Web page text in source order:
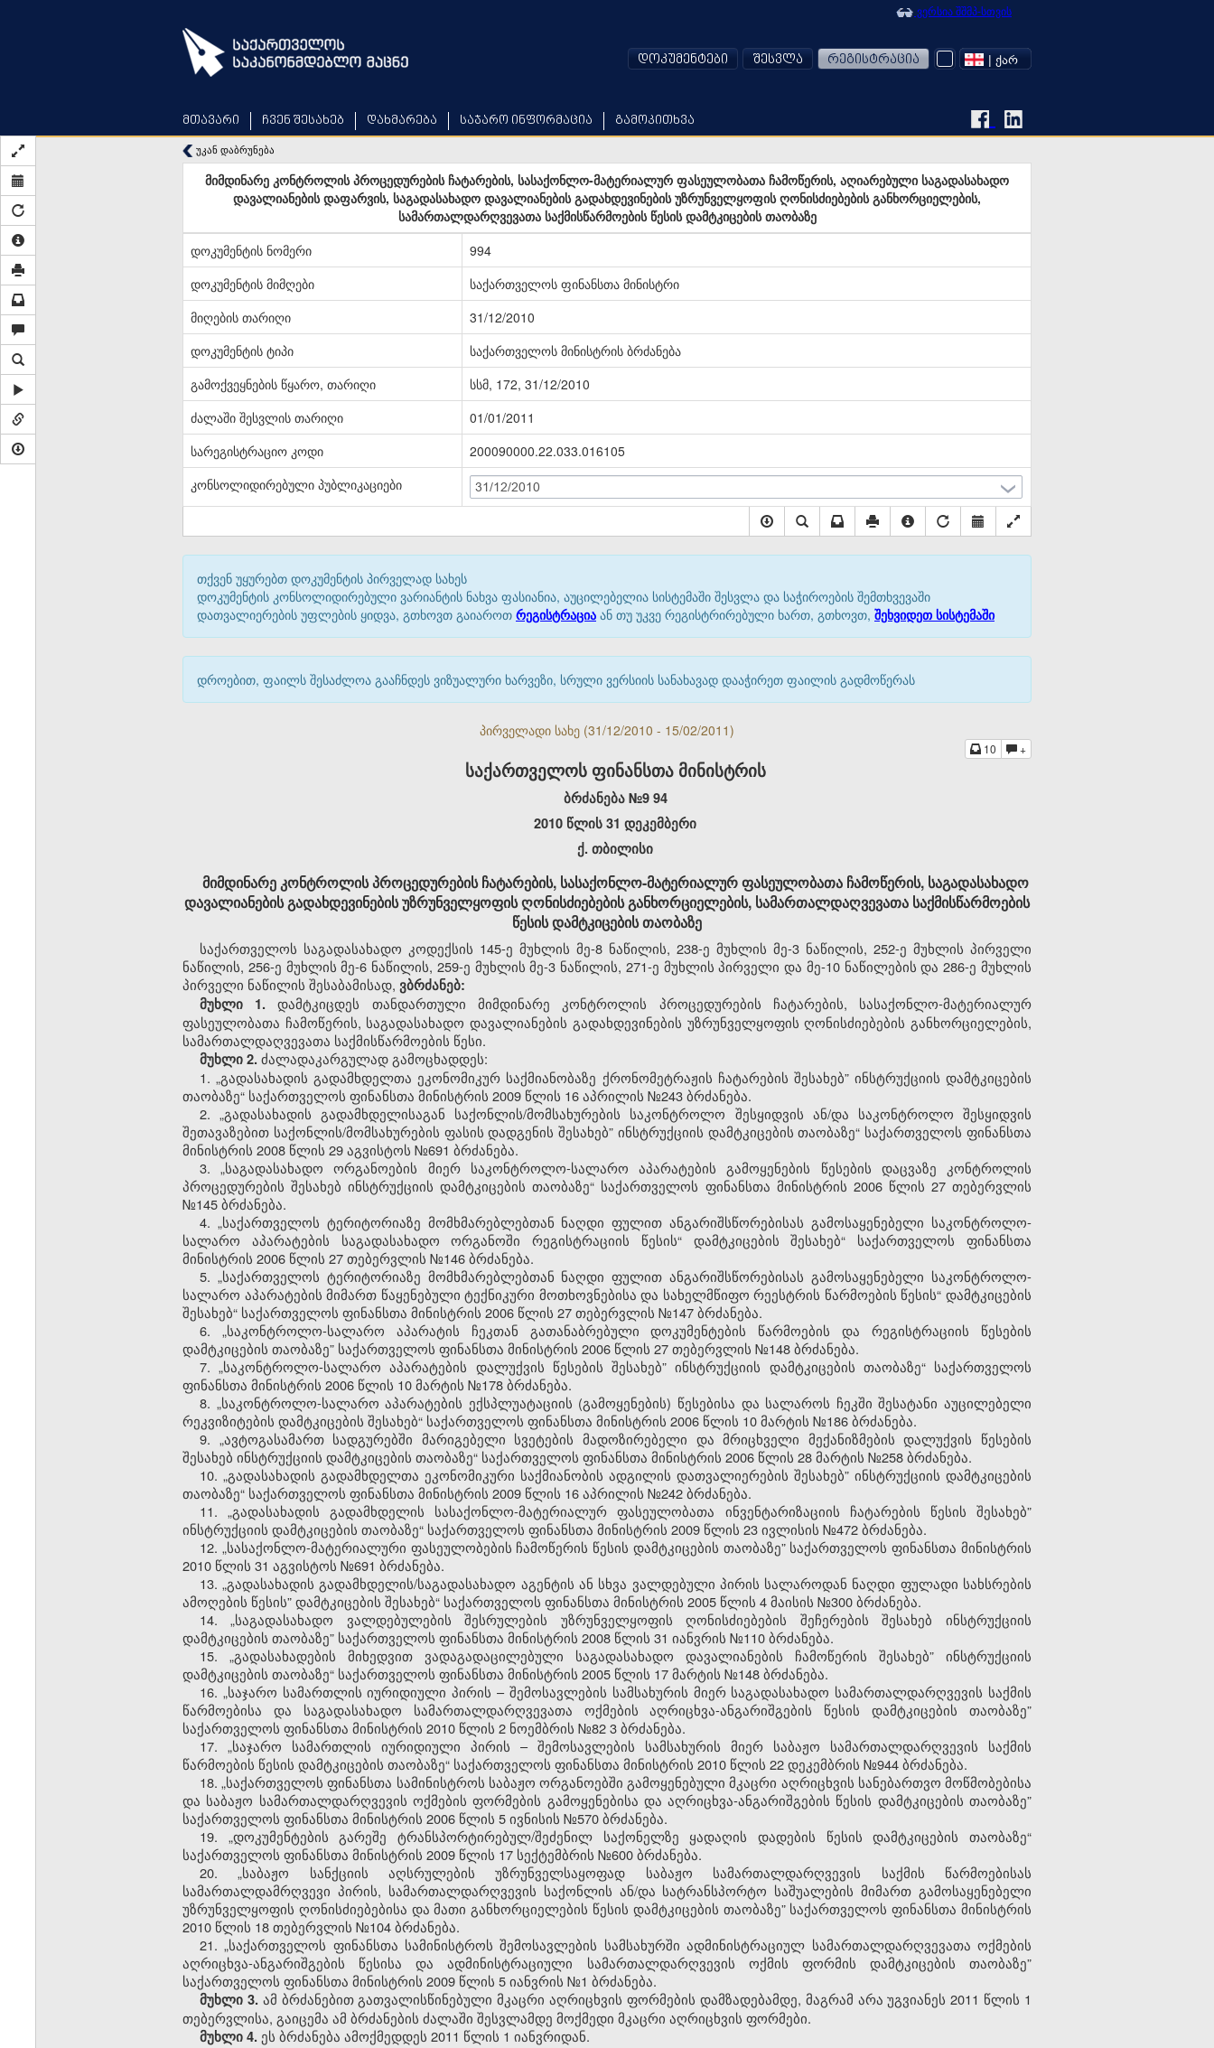
მთავარი ჩვენ შესახებ დახმარება საჯარო ინფორმაცია გამოკითხვა
ვერსია შშმპ-სთვის
დოკუმენტები შესვლა რეგისტრაცია | ᲥᲐᲠ
უკან დაბრუნება
მიმდინარე კონტროლის პროცედურების ჩატარების, სასაქონლო-მატერიალურ ფასეულობათა ჩამოწერის, აღიარებული საგადასახადო
დავალიანების დაფარვის, საგადასახადო დავალიანების გადახდევინების უზრუნველყოფის ღონისძიებების განხორციელების,
სამართალდარღვევათა საქმისწარმოების წესის დამტკიცების თაობაზე
დოკუმენტის ნომერი
994
დოკუმენტის მიმღები
საქართველოს ფინანსთა მინისტრი
მიღების თარიღი
31/12/2010
დოკუმენტის ტიპი
საქართველოს მინისტრის ბრძანება
გამოქვეყნების წყარო, თარიღი
სსმ, 172, 31/12/2010
ძალაში შესვლის თარიღი
01/01/2011
სარეგისტრაციო კოდი
200090000.22.033.016105
კონსოლიდირებული პუბლიკაციები
31/12/2010
თქვენ უყურებთ დოკუმენტის პირველად სახეს
დოკუმენტის კონსოლიდირებული ვარიანტის ნახვა ფასიანია, აუცილებელია სისტემაში შესვლა და საჭიროების შემთხვევაში
დათვალიერების უფლების ყიდვა, გთხოვთ გაიაროთ რეგისტრაცია ან თუ უკვე რეგისტრირებული ხართ, გთხოვთ, შეხვიდეთ სისტემაში
დროებით, ფაილს შესაძლოა გააჩნდეს ვიზუალური ხარვეზი, სრული ვერსიის სანახავად დააჭირეთ ფაილის გადმოწერას
პირველადი სახე (31/12/2010 - 15/02/2011)
10 +
საქართველოს ფინანსთა მინისტრის
ბრძანება №994
2010 წლის 31 დეკემბერი
ქ. თბილისი
მიმდინარე კონტროლის პროცედურების ჩატარების, სასაქონლო-მატერიალურ ფასეულობათა ჩამოწერის, საგადასახადო
დავალიანების გადახდევინების უზრუნველყოფის ღონისძიებების განხორციელების, სამართალდაღვევათა საქმისწარმოების
წესის დამტკიცების თაობაზე
საქართველოს საგადასახადო კოდექსის 145-ე მუხლის მე-8 ნაწილის, 238-ე მუხლის მე-3 ნაწილის, 252-ე მუხლის პირველი
ნაწილის, 256-ე მუხლის მე-6 ნაწილის, 259-ე მუხლის მე-3 ნაწილის, 271-ე მუხლის პირველი და მე-10 ნაწილების და 286-ე მუხლის
პირველი ნაწილის შესაბამისად, ვბრძანებ:
მუხლი 1.
დამტკიცდეს თანდართული მიმდინარე კონტროლის პროცედურების ჩატარების, სასაქონლო-მატერიალურ
ფასეულობათა ჩამოწერის, საგადასახადო დავალიანების გადახდევინების უზრუნველყოფის ღონისძიებების განხორციელების,
სამართალდაღვევათა საქმისწარმოების წესი.
მუხლი 2. ძალადაკარგულად გამოცხადდეს:
1.„გადასახადის გადამხდელთა ეკონომიკურ საქმიანობაზე ქრონომეტრაჟის ჩატარების შესახებ” ინსტრუქციის დამტკიცების
თაობაზე“ საქართველოს ფინანსთა მინისტრის 2009 წლის 16 აპრილის №243 ბრძანება.
2.„გადასახადის გადამხდელისაგან საქონლის/მომსახურების საკონტროლო შესყიდვის ან/და საკონტროლო შესყიდვის
შეთავაზებით საქონლის/მომსახურების ფასის დადგენის შესახებ” ინსტრუქციის დამტკიცების თაობაზე“ საქართველოს ფინანსთა
მინისტრის 2008 წლის 29 აგვისტოს №691 ბრძანება.
3.„საგადასახადო ორგანოების მიერ საკონტროლო-სალარო აპარატების გამოყენების წესების დაცვაზე კონტროლის
პროცედურების შესახებ ინსტრუქციის დამტკიცების თაობაზე“ საქართველოს ფინანსთა მინისტრის 2006 წლის 27 თებერვლის
№145 ბრძანება.
4. „საქართველოს ტერიტორიაზე მომხმარებლებთან ნაღდი ფულით ანგარიშსწორებისას გამოსაყენებელი საკონტროლო-
სალარო აპარატების საგადასახადო ორგანოში რეგისტრაციის წესის“ დამტკიცების შესახებ“ საქართველოს ფინანსთა
მინისტრის 2006 წლის 27 თებერვლის №146 ბრძანება.
5. „საქართველოს ტერიტორიაზე მომხმარებლებთან ნაღდი ფულით ანგარიშსწორებისას გამოსაყენებელი საკონტროლო-
სალარო აპარატების მიმართ წაყენებული ტექნიკური მოთხოვნებისა და სახელმწიფო რეესტრის წარმოების წესის“ დამტკიცების
შესახებ“ საქართველოს ფინანსთა მინისტრის 2006 წლის 27 თებერვლის №147 ბრძანება.
6. „საკონტროლო-სალარო აპარატის ჩეკთან გათანაბრებული დოკუმენტების წარმოების და რეგისტრაციის წესების
დამტკიცების თაობაზე” საქართველოს ფინანსთა მინისტრის 2006 წლის 27 თებერვლის №148 ბრძანება.
7.„საკონტროლო-სალარო აპარატების დალუქვის წესების შესახებ” ინსტრუქციის დამტკიცების თაობაზე“ საქართველოს
ფინანსთა მინისტრის 2006 წლის 10 მარტის №178 ბრძანება.
8. „საკონტროლო-სალარო აპარატების ექსპლუატაციის (გამოყენების) წესებისა და სალაროს ჩეკში შესატანი აუცილებელი
რეკვიზიტების დამტკიცების შესახებ“ საქართველოს ფინანსთა მინისტრის 2006 წლის 10 მარტის №186 ბრძანება.
9. „ავტოგასამართ სადგურებში მარიგებელი სვეტების მადოზირებელი და მრიცხველი მექანიზმების დალუქვის წესების
შესახებ ინსტრუქციის დამტკიცების თაობაზე“ საქართველოს ფინანსთა მინისტრის 2006 წლის 28 მარტის №258 ბრძანება.
10. „გადასახადის გადამხდელთა ეკონომიკური საქმიანობის ადგილის დათვალიერების შესახებ” ინსტრუქციის დამტკიცების
თაობაზე“ საქართველოს ფინანსთა მინისტრის 2009 წლის 16 აპრილის №242 ბრძანება.
11.„გადასახადის გადამხდელის სასაქონლო-მატერიალურ ფასეულობათა ინვენტარიზაციის ჩატარების წესის შესახებ”
ინსტრუქციის დამტკიცების თაობაზე“ საქართველოს ფინანსთა მინისტრის 2009 წლის 23 ივლისის №472 ბრძანება.
12. „სასაქონლო-მატერიალური ფასეულობების ჩამოწერის წესის დამტკიცების თაობაზე” საქართველოს ფინანსთა მინისტრის
2010 წლის 31 აგვისტოს №691 ბრძანება.
13.„გადასახადის გადამხდელის/საგადასახადო აგენტის ან სხვა ვალდებული პირის სალაროდან ნაღდი ფულადი სახსრების
ამოღების წესის” დამტკიცების შესახებ“ საქართველოს ფინანსთა მინისტრის 2005 წლის 4 მაისის №300 ბრძანება.
14.„საგადასახადო ვალდებულების შესრულების უზრუნველყოფის ღონისძიებების შეჩერების შესახებ ინსტრუქციის
დამტკიცების თაობაზე” საქართველოს ფინანსთა მინისტრის 2008 წლის 31 იანვრის №110 ბრძანება.
15. „გადასახადების მიხედვით ვადაგადაცილებული საგადასახადო დავალიანების ჩამოწერის შესახებ” ინსტრუქციის
დამტკიცების თაობაზე“ საქართველოს ფინანსთა მინისტრის 2005 წლის 17 მარტის №148 ბრძანება.
16. „საჯარო სამართლის იურიდიული პირის – შემოსავლების სამსახურის მიერ საგადასახადო სამართალდარღვევის საქმის
წარმოებისა და საგადასახადო სამართალდარღვევათა ოქმების აღრიცხვა-ანგარიშგების წესის დამტკიცების თაობაზე”
საქართველოს ფინანსთა მინისტრის 2010 წლის 2 ნოემბრის №823ბრძანება.
17. „საჯარო სამართლის იურიდიული პირის – შემოსავლების სამსახურის მიერ საბაჟო სამართალდარღვევის საქმის
წარმოების წესის დამტკიცების თაობაზე“ საქართველოს ფინანსთა მინისტრის 2010 წლის 22 დეკემბრის №944 ბრძანება.
18.„საქართველოს ფინანსთა სამინისტროს საბაჟო ორგანოებში გამოყენებული მკაცრი აღრიცხვის სანებართვო მოწმობებისა
და საბაჟო სამართალდარღვევის ოქმების ფორმების გამოყენებისა და აღრიცხვა-ანგარიშგების წესის დამტკიცების თაობაზე”
საქართველოს ფინანსთა მინისტრის 2006 წლის 5 ივნისის №570 ბრძანება.
19. „დოკუმენტების გარეშე ტრანსპორტირებულ/შეძენილ საქონელზე ყადაღის დადების წესის დამტკიცების თაობაზე“
საქართველოს ფინანსთა მინისტრის 2009 წლის 17 სექტემბრის №600 ბრძანება.
20.„საბაჟო სანქციის აღსრულების უზრუნველსაყოფად საბაჟო სამართალდარღვევის საქმის წარმოებისას
სამართალდამრღვევი პირის, სამართალდარღვევის საქონლის ან/და სატრანსპორტო საშუალების მიმართ გამოსაყენებელი
უზრუნველყოფის ღონისძიებებისა და მათი განხორციელების წესის დამტკიცების თაობაზე” საქართველოს ფინანსთა მინისტრის
2010 წლის 18 თებერვლის №104 ბრძანება.
21.„საქართველოს ფინანსთა სამინისტროს შემოსავლების სამსახურში ადმინისტრაციულ სამართალდარღვევათა ოქმების
აღრიცხვა-ანგარიშგების წესისა და ადმინისტრაციული სამართალდარღვევის ოქმის ფორმის დამტკიცების თაობაზე”
საქართველოს ფინანსთა მინისტრის 2009 წლის 5 იანვრის №1 ბრძანება.
მუხლი 3. ამ ბრძანებით გათვალისწინებული მკაცრი აღრიცხვის ფორმების დამზადებამდე, მაგრამ არა უგვიანეს 2011 წლის 1
თებერვლისა, გაიცემა ამ ბრძანების ძალაში შესვლამდე მოქმედი მკაცრი აღრიცხვის ფორმები.
მუხლი 4. ეს ბრძანება ამოქმედდეს 2011 წლის 1 იანვრიდან.